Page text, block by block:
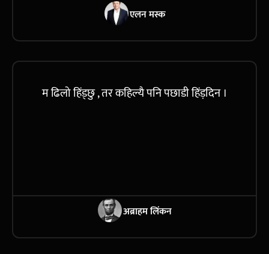
एलन मस्क
म ढिलो हिंड्छु , तर कहिल्यै पनि पछाडी हिंड़दिन ।
अब्राहम लिंकन